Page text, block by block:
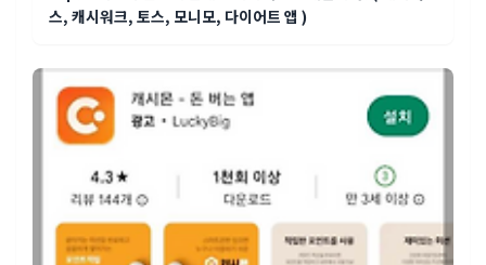
스, 캐시워크, 토스, 모니모, 다이어트 앱 )